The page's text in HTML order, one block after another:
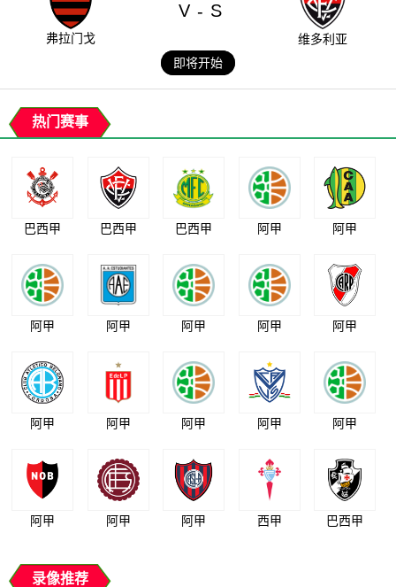
弗拉门戈
V - S
维多利亚
即将开始
热门赛事
巴西甲 巴西甲 巴西甲 阿甲 阿甲
阿甲 阿甲 阿甲 阿甲 阿甲
阿甲 阿甲 阿甲 阿甲 阿甲
阿甲 阿甲 阿甲 西甲 巴西甲
录像推荐